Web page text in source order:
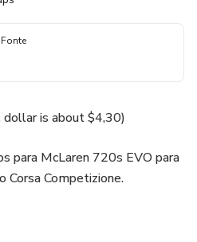
dollar is about $4,30)
para McLaren 720s EVO para
Competizione.